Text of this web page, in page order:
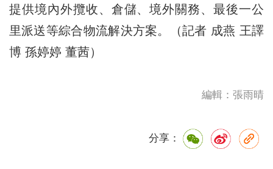
提供境內外攬收、倉儲、境外關務、最後一公
里派送等綜合物流解決方案。（記者 成燕 王譯
博 孫婷婷 董茜）
編輯：張雨晴
分享：